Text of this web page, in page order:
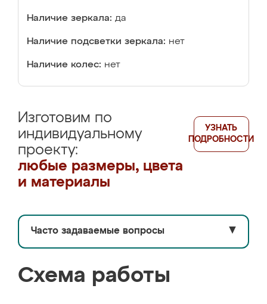
Наличие зеркала: да
Наличие подсветки зеркала: нет
Наличие колес: нет
Изготовим по
индивидуальному
проекту:
любые размеры, цвета
и материалы
УЗНАТЬ
ПОДРОБНОСТИ
Часто задаваемые вопросы ▼
Схема работы